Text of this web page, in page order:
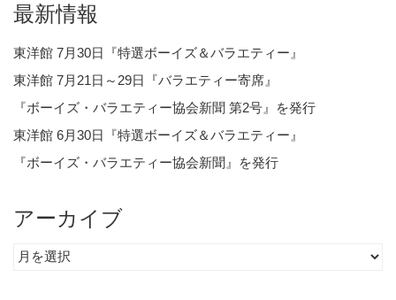
最新情報
東洋館 7月30日『特選ボーイズ＆バラエティー』
東洋館 7月21日～29日『バラエティー寄席』
『ボーイズ・バラエティー協会新聞 第2号』を発行
東洋館 6月30日『特選ボーイズ＆バラエティー』
『ボーイズ・バラエティー協会新聞』を発行
アーカイブ
ア
ー